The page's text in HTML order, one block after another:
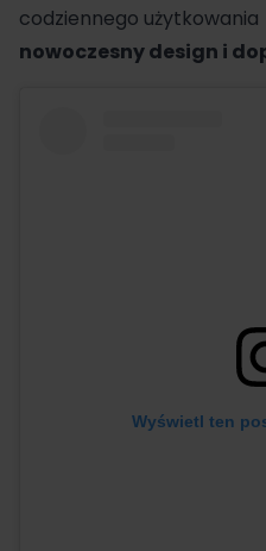
codziennego użytkowania
nowoczesny design i
Wyświetl ten